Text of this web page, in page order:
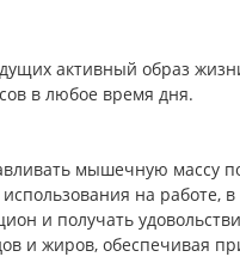
активный образ
в любое время дня.
мышечную массу
на работе,
и получать
и жиров, обеспечивая